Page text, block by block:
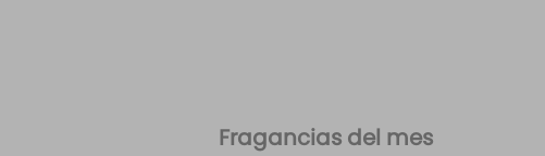
Fragancias del mes